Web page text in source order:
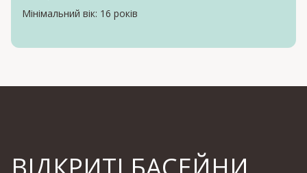
Мінімальний вік: 16 років